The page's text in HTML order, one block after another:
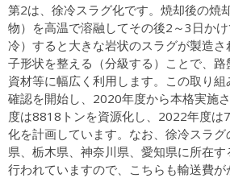
第2は、徐冷スラグ化です。焼却後の焼
物）を高温で溶融してその後2～3日か
冷）すると大きな岩状のスラグが製造
子形状を整える（分級する）ことで、
資材等に幅広く利用します。この取り
確認を開始し、2020年度から本格実施
度は8818トンを資源化し、2022年度は
化を計画しています。なお、徐冷スラ
県、栃木県、神奈川県、愛知県に所在
行われていますので、こちらも輸送費が